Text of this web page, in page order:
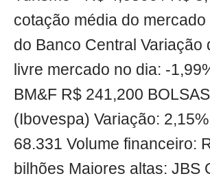
cotação média do
do Banco Central Variação
livre mercado no dia: -
BM&F R$ 241,200
(Ibovespa) Variação:
68.331 Volume financeiro:
bilhões Maiores altas: JBS